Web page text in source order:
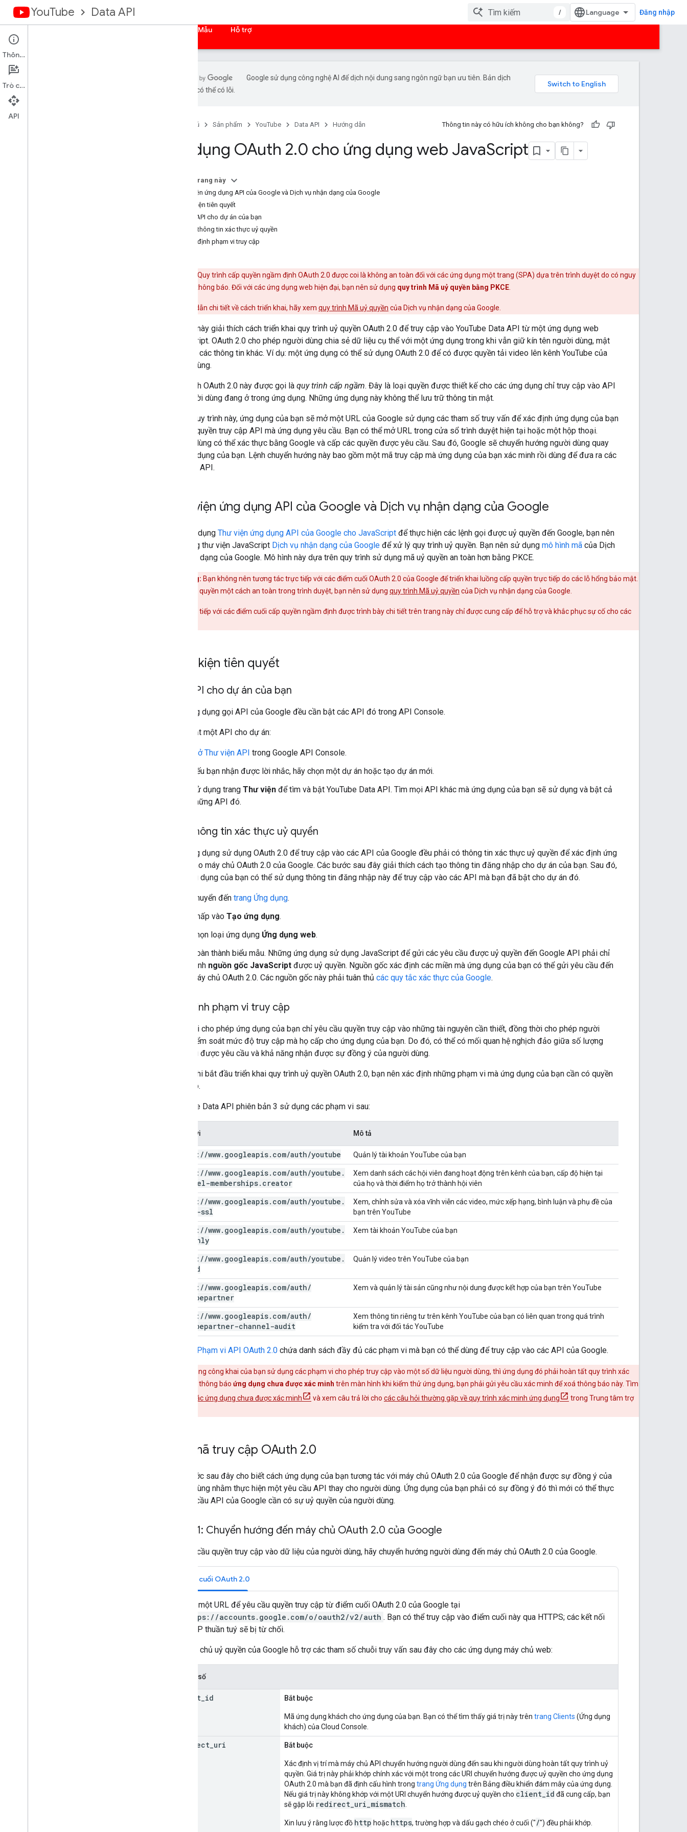
YouTube Data API / Đăng nhập
Mẫu Hỗ trợ
Tổng quan
Thư viện ứng dụng
Google sử dụng công nghệ AI để dịch nội dung sang ngôn ngữ bạn ưu tiên. Bản dịch
bằng AI có thể có lỗi.
Trang chủ Sản phẩm YouTube Data API Hướng dẫn Thông tin này có hữu ích không cho bạn không?
Sử dụng OAuth 2.0 cho ứng dụng web JavaScript
Trên trang này
Thư viện ứng dụng API của Google và Dịch vụ nhận dạng của Google
Điều kiện tiên quyết
Bật API cho dự án của bạn
Tạo thông tin xác thực uỷ quyền
Xác định phạm vi truy cập
Quy trình cấp quyền ngầm định OAuth 2.0 được coi là không an toàn đối với các ứng dụng một trang (SPA) dựa trên trình duyệt do có nguy
cơ bị chặn mã thông báo. Đối với các ứng dụng web hiện đại, bạn nên sử dụng quy trình Mã uỷ quyền bằng PKCE
Để biết hướng dẫn chi tiết về cách triển khai, hãy xem quy trình Mã uỷ quyền của Dịch vụ nhận dạng của Google.
Tài liệu này giải thích cách triển khai quy trình uỷ quyền OAuth 2.0 để truy cập vào YouTube Data API từ một ứng dụng web
JavaScript. OAuth 2.0 cho phép người dùng chia sẻ dữ liệu cụ thể với một ứng dụng trong khi vẫn giữ kín tên người dùng, mật
khẩu và các thông tin khác. Ví dụ: một ứng dụng có thể sử dụng OAuth 2.0 để có được quyền tải video lên kênh YouTube của
người dùng.
Quy trình OAuth 2.0 này được gọi là quy trình cấp ngầm. Đây là loại quyền được thiết kế cho các ứng dụng chỉ truy cập vào API
khi người dùng đang ở trong ứng dụng. Những ứng dụng này không thể lưu trữ thông tin mật.
Trong quy trình này, ứng dụng của bạn sẽ mở một URL của Google sử dụng các tham số truy vấn để xác định ứng dụng của bạn
và loại quyền truy cập API mà ứng dụng yêu cầu. Bạn có thể mở URL trong cửa sổ trình duyệt hiện tại hoặc một hộp thoại.
Người dùng có thể xác thực bằng Google và cấp các quyền được yêu cầu. Sau đó, Google sẽ chuyển hướng người dùng quay
lại ứng dụng của bạn. Lệnh chuyển hướng này bao gồm một mã truy cập mà ứng dụng của bạn xác minh rồi dùng để đưa ra các
yêu cầu API.
Thư viện ứng dụng API của Google và Dịch vụ nhận dạng của Google
Nếu sử dụng Thư viện ứng dụng API của Google cho JavaScript để thực hiện các lệnh gọi được uỷ quyền đến Google, bạn nên
sử dụng thư viện JavaScript Dịch vụ nhận dạng của Google để xử lý quy trình uỷ quyền. Bạn nên sử dụng mô hình mã của Dịch
vụ nhận dạng của Google. Mô hình này dựa trên quy trình sử dụng mã uỷ quyền an toàn hơn bằng PKCE.
Quan trọng: Bạn không nên tương tác trực tiếp với các điểm cuối OAuth 2.0 của Google để triển khai luồng cấp quyền trực tiếp do các lỗ hổng bảo mật.
Để triển khai uỷ quyền một cách an toàn trong trình duyệt, bạn nên sử dụng quy trình Mã uỷ quyền của Dịch vụ nhận dạng của Google.
Tương tác trực tiếp với các điểm cuối cấp quyền ngầm định được trình bày chi tiết trên trang này chỉ được cung cấp để hỗ trợ và khắc phục sự cố cho các
Điều kiện tiên quyết
Bật API cho dự án của bạn
Mọi ứng dụng gọi API của Google đều cần bật các API đó trong API Console.
Cách bật một API cho dự án:
Mở Thư viện API trong Google API Console.
Nếu bạn nhận được lời nhắc, hãy chọn một dự án hoặc tạo dự án mới.
Sử dụng trang Thư viện để tìm và bật YouTube Data API. Tìm mọi API khác mà ứng dụng của bạn sẽ sử dụng và bật cả
những API đó.
Tạo thông tin xác thực uỷ quyền
Mọi ứng dụng sử dụng OAuth 2.0 để truy cập vào các API của Google đều phải có thông tin xác thực uỷ quyền để xác định ứng
dụng cho máy chủ OAuth 2.0 của Google. Các bước sau đây giải thích cách tạo thông tin đăng nhập cho dự án của bạn. Sau đó,
các ứng dụng của bạn có thể sử dụng thông tin đăng nhập này để truy cập vào các API mà bạn đã bật cho dự án đó.
Chuyển đến trang Ứng dụng.
Nhấp vào Tạo ứng dụng.
Chọn loại ứng dụng Ứng dụng web.
Hoàn thành biểu mẫu. Những ứng dụng sử dụng JavaScript để gửi các yêu cầu được uỷ quyền đến Google API phải chỉ
định nguồn gốc JavaScript được uỷ quyền. Nguồn gốc xác định các miền mà ứng dụng của bạn có thể gửi yêu cầu đến
máy chủ OAuth 2.0. Các nguồn gốc này phải tuân thủ các quy tắc xác thực của Google.
Xác định phạm vi truy cập
Phạm vi cho phép ứng dụng của bạn chỉ yêu cầu quyền truy cập vào những tài nguyên cần thiết, đồng thời cho phép người
dùng kiểm soát mức độ truy cập mà họ cấp cho ứng dụng của bạn. Do đó, có thể có mối quan hệ nghịch đảo giữa số lượng
phạm vi được yêu cầu và khả năng nhận được sự đồng ý của người dùng.
Trước khi bắt đầu triển khai quy trình uỷ quyền OAuth 2.0, bạn nên xác định những phạm vi mà ứng dụng của bạn cần có quyền
truy cập.
YouTube Data API phiên bản 3 sử dụng các phạm vi sau:
Phạm vi Mô tả
https: //www. googleapis. com/auth/youtube Quản lý tài khoản YouTube của bạn
https: //www. googleapis. com/auth/youtube .
channel-memberships. creator
Xem danh sách các hội viên đang hoạt động trên kênh của bạn, cấp độ hiện tại
của họ và thời điểm họ trở thành hội viên
https: //www. googleapis. com/auth/youtube .
force-ssl
Xem, chỉnh sửa và xóa vĩnh viễn các video, mức xếp hạng, bình luận và phụ đề của
bạn trên YouTube
https: //www. googleapis. com/auth/youtube .
readonly
Xem tài khoản YouTube của bạn
https: //www. googleapis. com/auth/youtube .
upload
Quản lý video trên YouTube của bạn
https: //www. googleapis. com/auth/
youtubepartner
Xem và quản lý tài sản cũng như nội dung được kết hợp của bạn trên YouTube
https: //www. googleapis. com/auth/
youtubepartner-channel-audit
Xem thông tin riêng tư trên kênh YouTube của bạn có liên quan trong quá trình
kiểm tra với đối tác YouTube
Phạm vi API OAuth 2.0 chứa danh sách đầy đủ các phạm vi mà bạn có thể dùng để truy cập vào các API của Google.
Nếu ứng dụng công khai của bạn sử dụng các phạm vi cho phép truy cập vào một số dữ liệu người dùng, thì ứng dụng đó phải hoàn tất quy trình xác
minh. Nếu thấy thông báo ứng dụng chưa được xác minh trên màn hình khi kiểm thử ứng dụng, bạn phải gửi yêu cầu xác minh để xoá thông báo này. Tìm
các ứng dụng chưa được xác minh và xem câu trả lời cho các câu hỏi thường gặp về quy trình xác minh ứng dụng
trong Trung tâm trợ
Lấy mã truy cập OAuth 2.0
Các bước sau đây cho biết cách ứng dụng của bạn tương tác với máy chủ OAuth 2.0 của Google để nhận được sự đồng ý của
người dùng nhằm thực hiện một yêu cầu API thay cho người dùng. Ứng dụng của bạn phải có sự đồng ý đó thì mới có thể thực
thi yêu cầu API của Google cần có sự uỷ quyền của người dùng.
Bước 1: Chuyển hướng đến máy chủ OAuth 2.0 của Google
Để yêu cầu quyền truy cập vào dữ liệu của người dùng, hãy chuyển hướng người dùng đến máy chủ OAuth 2.0 của Google.
Điểm cuối OAuth 2.0
Tạo một URL để yêu cầu quyền truy cập từ điểm cuối OAuth 2.0 của Google tại
https://accounts.google.com/o/oauth2/v2/auth . Bạn có thể truy cập vào điểm cuối này qua HTTPS; các kết nối
HTTP thuần tuý sẽ bị từ chối.
Máy chủ uỷ quyền của Google hỗ trợ các tham số chuỗi truy vấn sau đây cho các ứng dụng máy chủ web:
Thông số
client id Bắt buộc
Mã ứng dụng khách cho ứng dụng của bạn. Bạn có thể tìm thấy giá trị này trên trang Clients (Ứng dụng
khách) của Cloud Console.
redirect uri Bắt buộc
Xác định vị trí mà máy chủ API chuyển hướng người dùng đến sau khi người dùng hoàn tất quy trình uỷ
quyền. Giá trị này phải khớp chính xác với một trong các URI chuyển hướng được uỷ quyền cho ứng dụng
OAuth 2.0 mà bạn đã định cấu hình trong trang Ứng dụng trên Bảng điều khiển đám mây của ứng dụng.
Nếu giá trị này không khớp với một URI chuyển hướng được uỷ quyền cho client_id đã cung cấp, bạn
sẽ gặp lỗi redirect_uri_mismatch
Xin lưu ý rằng lược đồ http hoặc https, trường hợp và dấu gạch chéo ở cuối ("/") đều phải khớp.
Thông tin
Trò chuyện
API